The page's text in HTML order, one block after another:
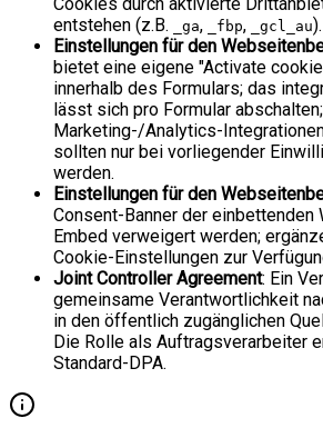
entstehen (z.B.
_ga, _fbp, _gcl_au).
Einstellungen für den
bietet eine eigene "Activate
innerhalb des Formulars; das
lässt sich pro Formular abschalten;
Marketing-/Analytics-
sollten nur bei vorliegender
werden.
Einstellungen für den
Consent-Banner der einbettenden
Embed verweigert werden;
Cookie-Einstellungen zur
Joint Controller Agreement: Ein
gemeinsame Verantwortlichkeit
in den öffentlich zugänglichen
Die Rolle als Auftragsverarbeiter
Standard-DPA.